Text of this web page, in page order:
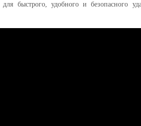
для быстрого, удобного и безопасного